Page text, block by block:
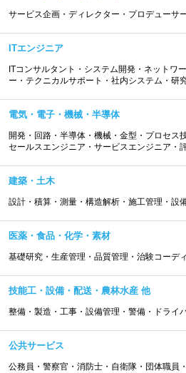
サービス企画・ディレクター・プロデューサ
ITエンジニア
ITコンサルタント・システム開発・ネットワ
ー・テクニカルサポート・社内システム・研
電気・電子・機械・半導体
開発・回路・半導体・機械・金型・プロセス
セールスエンジニア・サービスエンジニア・
建築・土木
設計・積算・測量・構造解析・施工管理・設
医薬・食品・化学・素材
基礎研究・生産管理・品質管理・治験コーデ
技能工・設備・配送・農林水産 他
整備・製造・工事・設備管理・警備・ドライ
公共サービス
公務員・警察官・消防士・自衛隊・団体職員